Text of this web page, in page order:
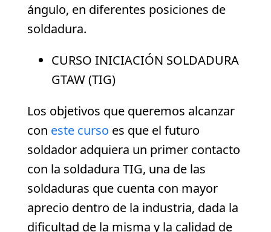
ángulo, en diferentes posiciones de
soldadura.
CURSO INICIACIÓN SOLDADURA
GTAW (TIG)
Los objetivos que queremos alcanzar
con este curso es que el futuro
soldador adquiera un primer contacto
con la soldadura TIG, una de las
soldaduras que cuenta con mayor
aprecio dentro de la industria, dada la
dificultad de la misma y la calidad de